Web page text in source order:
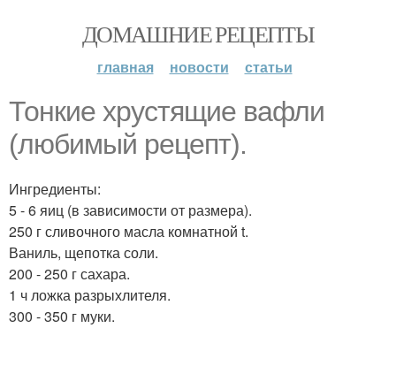
ДОМАШНИЕ РЕЦЕПТЫ
главная новости статьи
Тонкие хрустящие вафли
(любимый рецепт).
Ингредиенты:
5 - 6 яиц (в зависимости от размера).
250 г сливочного масла комнатной t.
Ваниль, щепотка соли.
200 - 250 г сахара.
1 ч ложка разрыхлителя.
300 - 350 г муки.